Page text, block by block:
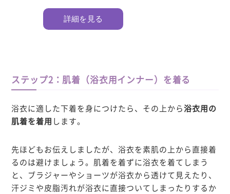
ステップ2：肌着（浴衣用インナー）を着る
浴衣に適した下着を身につけたら、その上から浴衣用の
肌着を着用 します。
先ほどもお伝えしましたが、浴衣を素肌の上から直接着
るのは避けましょう。肌着を着ずに浴衣を着てしまう
と、ブラジャーやショーツが浴衣から透けて見えたり、
汗ジミや皮脂汚れが浴衣に直接ついてしまったりするか